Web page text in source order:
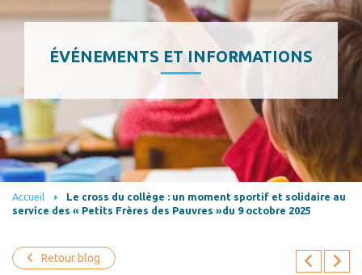
ÉVÉNEMENTS ET INFORMATIONS
Accueil
Le cross du collège : un moment sportif et solidaire au
service des « Petits Frères des Pauvres »du 9 octobre 2025
Retour blog